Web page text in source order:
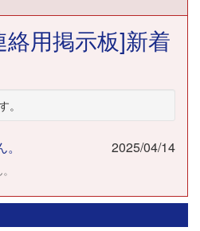
用掲示板]新着
2025/04/14